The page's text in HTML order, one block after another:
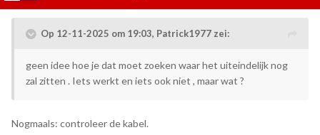
Op 12-11-2025 om 19:03, Patrick1977 zei:
geen idee hoe je dat moet zoeken waar het uiteindelijk nog
zal zitten . Iets werkt en iets ook niet , maar wat ?
Nogmaals: controleer de kabel.